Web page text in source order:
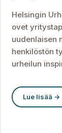
Helsingin
ovet
uudenlaisen
henkilöstön
urheilun
Lue lisää →